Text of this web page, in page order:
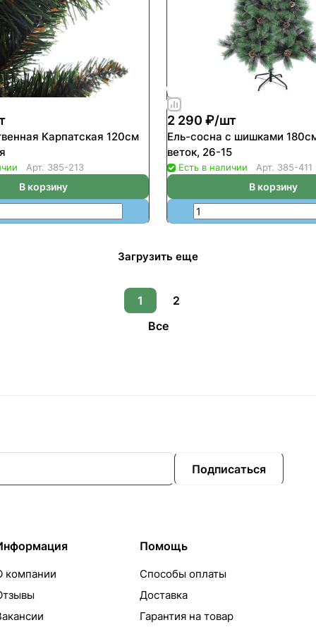
Карпатская 120см
Арт. 385-213
В корзину
2 290 ₽/шт
Ель-сосна с шишками
веток, 26-15
Есть в наличии Арт. 385-411
В корзину
Загрузить еще
1
2
Все
Подписаться
компании
Помощь
Способы оплаты
Доставка
Гарантия на товар